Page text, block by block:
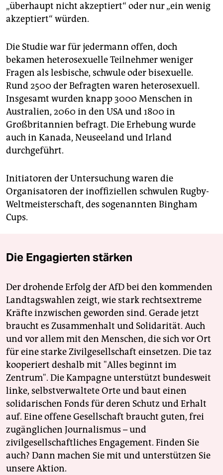
„überhaupt nicht akzeptiert“ oder nur „ein wenig
akzeptiert“ würden.
Die Studie war für jedermann offen, doch
bekamen heterosexuelle Teilnehmer weniger
Fragen als lesbische, schwule oder bisexuelle.
Rund 2500 der Befragten waren heterosexuell.
Insgesamt wurden knapp 3000 Menschen in
Australien, 2060 in den USA und 1800 in
Großbritannien befragt. Die Erhebung wurde
auch in Kanada, Neuseeland und Irland
durchgeführt.
Initiatoren der Untersuchung waren die
Organisatoren der inoffiziellen schwulen Rugby-
Weltmeisterschaft, des sogenannten Bingham
Cups.
Die Engagierten stärken
Der drohende Erfolg der AfD bei den kommenden
Landtagswahlen zeigt, wie stark rechtsextreme
Kräfte inzwischen geworden sind. Gerade jetzt
braucht es Zusammenhalt und Solidarität. Auch
und vor allem mit den Menschen, die sich vor Ort
für eine starke Zivilgesellschaft einsetzen. Die taz
kooperiert deshalb mit "Alles beginnt im
Zentrum". Die Kampagne unterstützt bundesweit
linke, selbstverwaltete Orte und baut einen
solidarischen Fonds für deren Schutz und Erhalt
auf. Eine offene Gesellschaft braucht guten, frei
zugänglichen Journalismus – und
zivilgesellschaftliches Engagement. Finden Sie
auch? Dann machen Sie mit und unterstützen Sie
unsere Aktion.